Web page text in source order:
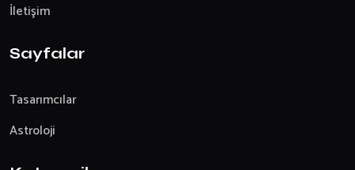
İletişim
Sayfalar
Tasarımcılar
Astroloji